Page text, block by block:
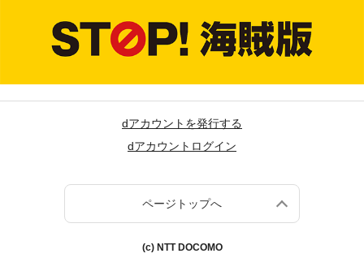
dアカウントを発行する
dアカウントログイン
ページトップへ
(c) NTT DOCOMO